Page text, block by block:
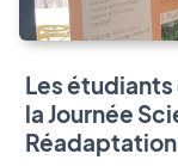
Les étudiants
la Journée
Réadaptation